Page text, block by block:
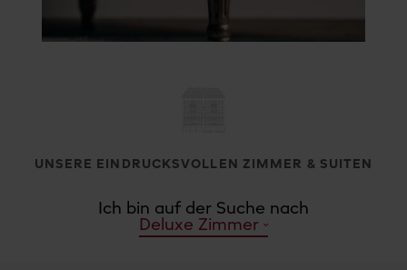
UNSERE EINDRUCKSVOLLEN ZIMMER & SUITEN
Ich bin auf der Suche nach
Deluxe Zimmer